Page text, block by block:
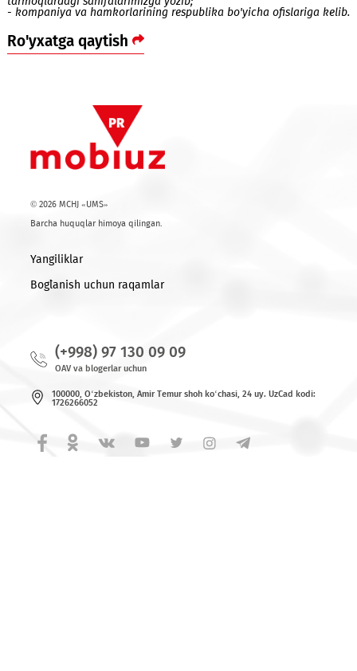
Misol:2-iyul kuni abonentda cheksiz qo'ng'iroqlar, 20 000 MB
000 MB va 250 ta SMS ishlatdi. 8-iyul kuni kompaniya
bo‘lgan 20 000 MBni hamda 250 ta SMSni yechib oladi.
Savollaringiz bo‘lsa, quyidagi yo‘llar bilan bizga murojaat
qilishingiz mumkin:
- (+998) 97 1300909, 0890 va 0990 raqamlari bo‘yicha Mobiuz
markaziga qo‘ng‘iroq qilib;
https://t.me/mobiuzchatbot
tarmoqlardagi sahifalarimizga yozib;
Ro'yxatga qaytish
© 2026 MCHJ «UMS»
Yangiliklar